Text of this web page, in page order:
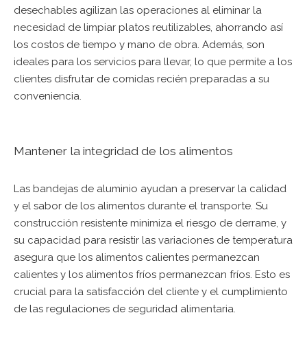
desechables agilizan las operaciones al eliminar la
necesidad de limpiar platos reutilizables, ahorrando así
los costos de tiempo y mano de obra. Además, son
ideales para los servicios para llevar, lo que permite a los
clientes disfrutar de comidas recién preparadas a su
conveniencia.
Mantener la integridad de los alimentos
Las bandejas de aluminio ayudan a preservar la calidad
y el sabor de los alimentos durante el transporte. Su
construcción resistente minimiza el riesgo de derrame, y
su capacidad para resistir las variaciones de temperatura
asegura que los alimentos calientes permanezcan
calientes y los alimentos fríos permanezcan fríos. Esto es
crucial para la satisfacción del cliente y el cumplimiento
de las regulaciones de seguridad alimentaria.